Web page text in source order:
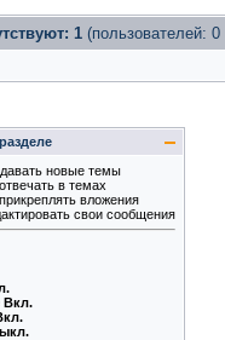
1 (пользователей: 0
новые темы
отвечать в темах
прикреплять вложения
свои сообщения
Вкл.